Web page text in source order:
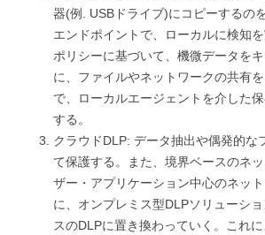
器(例. USBドライブ)にコピーするの
エンドポイントで、ローカルに検知
ポリシーに基づいて、機微データを
に、ファイルやネットワークの共有
で、ローカルエージェントを介した
する。
クラウドDLP: データ抽出や偶発的な
て保護する。また、境界ベースのネ
ザー・アプリケーション中心のネッ
に、オンプレミス型DLPソリューシ
スのDLPに置き換わっていく。これ